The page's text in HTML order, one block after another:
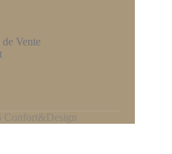
Vente
Confort&Design